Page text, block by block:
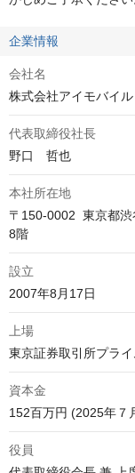
企業情報
会社名
株式会社アイモバイル
代表取締役社長
野口　哲也
本社所在地
〒150-0002  東京都
8階
設立
2007年8月17日
上場
東京証券取引所プラ
資本金
152百万円 (2025年７
役員